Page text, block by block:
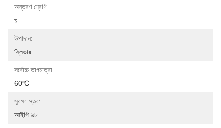
অন্তরণ শ্রেণি:
চ
উপাদান:
স্লিভার
সর্বোচ্চ তাপমাত্রা:
60℃
সুরক্ষা স্তর:
আইপি ৬৮